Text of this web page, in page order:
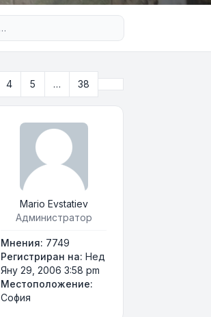
4 5 … 38
Mario Evstatiev
Администратор
Мнения: 7749
Регистриран на: Нед
Яну 29, 2006 3:58 pm
Местоположение:
София